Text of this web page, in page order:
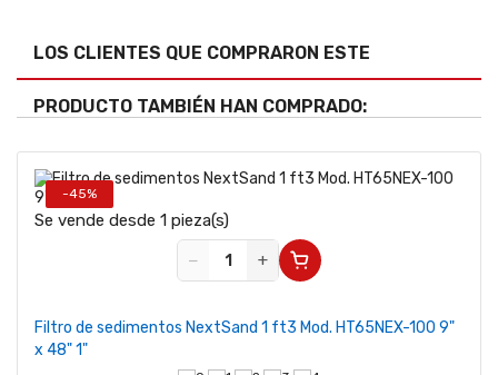
LOS CLIENTES QUE COMPRARON ESTE
PRODUCTO TAMBIÉN HAN COMPRADO:
-45%
Se vende desde 1 pieza(s)
−
+
Filtro de sedimentos NextSand 1 ft3 Mod. HT65NEX-100 9"
x 48" 1"